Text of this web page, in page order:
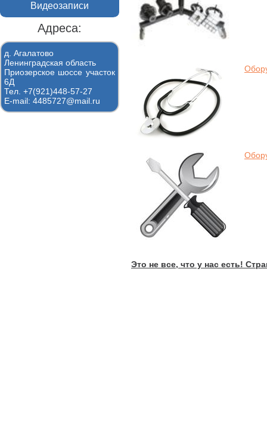
Видеозаписи
Адреса:
д. Агалатово
Ленинградская область
Приозерское шоссе участок
6Д
Тел. +7(921)448-57-27
E-mail: 4485727@mail.ru
Это не все, что у нас есть!